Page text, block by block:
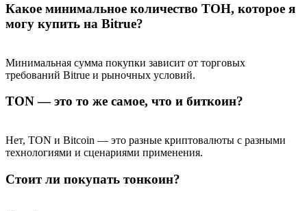
Какое минимальное количество ТОН, которое я
могу купить на Bitrue?
Минимальная сумма покупки зависит от торговых
требований Bitrue и рыночных условий.
TON — это то же самое, что и биткоин?
Нет, TON и Bitcoin — это разные криптовалюты с разными
технологиями и сценариями применения.
Стоит ли покупать тонкоин?